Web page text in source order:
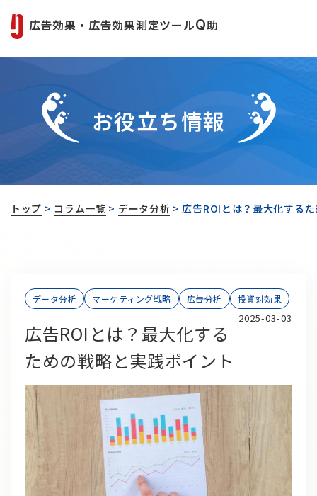
広告効果・広告効果測定ツールQ助
お役立ち情報
トップ > コラム一覧 > データ分析 > 広告ROIとは？最大化する
データ分析 マーケティング戦略 広告分析 投資対効果
2025-03-03
広告ROIとは？最大化する
ための戦略と実践ポイント